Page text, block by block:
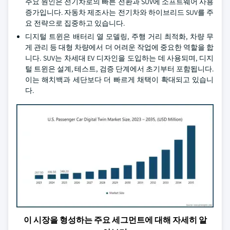
증가입니다. 자동차 제조사는 전기차와 하이브리드 SUV를 주
요 전략으로 집중하고 있습니다.
디지털 트윈은 배터리 열 모델링, 주행 거리 최적화, 차량 무
게 관리 등 대형 차량에서 더 어려운 작업에 중요한 역할을 합
니다. SUV는 차세대 EV 디자인을 도입하는 데 사용되며, 디지
털 트윈은 설계, 테스트, 검증 단계에서 초기부터 포함됩니다.
이는 해치백과 세단보다 더 빠르게 채택이 확대되고 있습니
다.
이 시장을 형성하는 주요 세그먼트에 대해 자세히 알